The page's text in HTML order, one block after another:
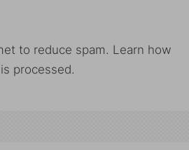
to reduce spam. Learn how
processed.